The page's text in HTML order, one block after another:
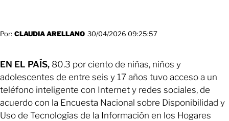
Por: CLAUDIA ARELLANO 30/04/2026 09:25:57
EN EL PAÍS, 80.3 por ciento de niñas, niños y
adolescentes de entre seis y 17 años tuvo acceso a un
teléfono inteligente con Internet y redes sociales, de
acuerdo con la Encuesta Nacional sobre Disponibilidad y
Uso de Tecnologías de la Información en los Hogares